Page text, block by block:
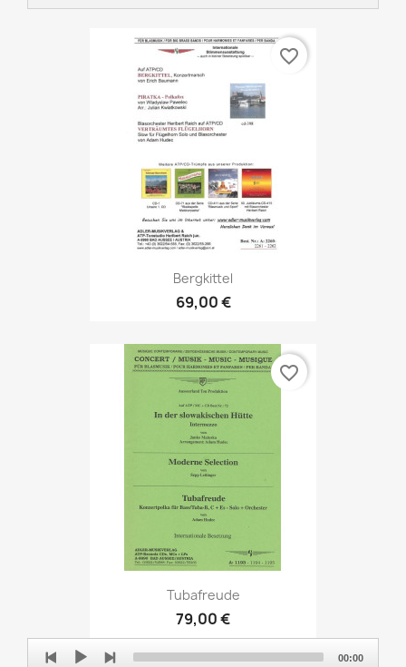
Bergkittel
69,00 €
favorite_border
Tubafreude
79,00 €
favorite_border
00:00